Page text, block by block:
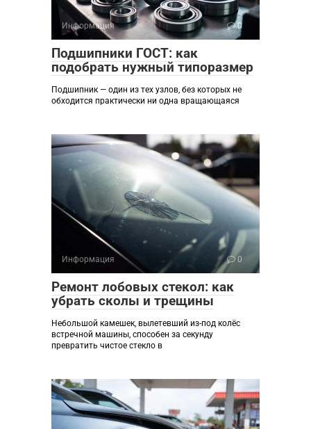
Информация 0
Подшипники ГОСТ: как
подобрать нужный типоразмер
Подшипник — один из тех узлов, без которых не
обходится практически ни одна вращающаяся
Информация 0
Ремонт лобовых стекол: как
убрать сколы и трещины
Небольшой камешек, вылетевший из-под колёс
встречной машины, способен за секунду
превратить чистое стекло в